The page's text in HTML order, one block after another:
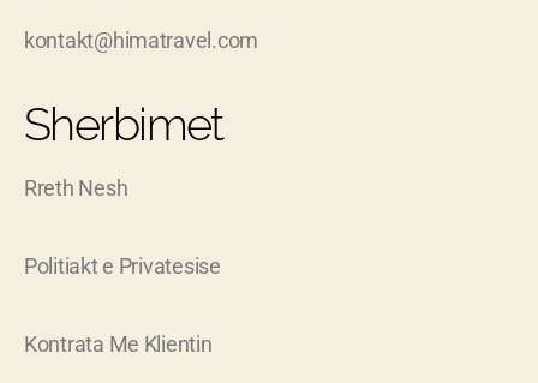
kontakt@himatravel.com
Sherbimet
Rreth Nesh
Politiakt e Privatesise
Kontrata Me Klientin